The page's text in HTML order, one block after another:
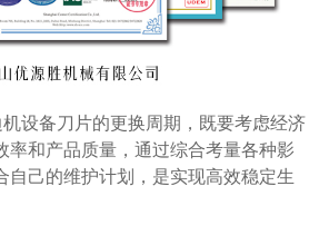
设备刀片的更换周期，既要考虑经济
率和产品质量，通过综合考量各种影
自己的维护计划，是实现高效稳定生